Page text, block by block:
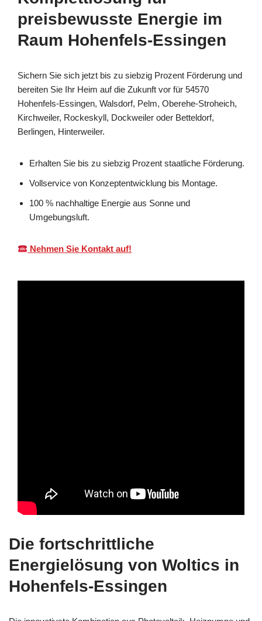
preisbewusste Energie im
Raum Hohenfels-Essingen
Sichern Sie sich jetzt bis zu siebzig Prozent Förderung und
bereiten Sie Ihr Heim auf die Zukunft vor für 54570
Hohenfels-Essingen, Walsdorf, Pelm, Oberehe-Stroheich,
Kirchweiler, Rockeskyll, Dockweiler oder Betteldorf,
Berlingen, Hinterweiler.
Erhalten Sie bis zu siebzig Prozent staatliche Förderung.
Vollservice von Konzeptentwicklung bis Montage.
100 % nachhaltige Energie aus Sonne und
Umgebungsluft.
Nehmen Sie Kontakt auf!
Die fortschrittliche
Energielösung von Woltics in
Hohenfels-Essingen